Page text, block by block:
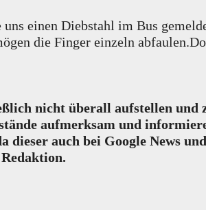
einen Diebstahl im Bus
die Finger einzeln
nicht überall aufstellen und
aufmerksam und
dieser auch bei Google News